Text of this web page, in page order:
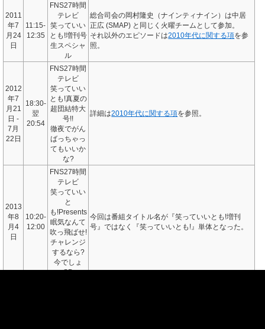
2011
年7
月24
日
11:15-
12:35
FNS27時間
テレビ
笑っていい
とも!増刊号
生スペシャ
ル
総合司会の岡村隆史（ナインティナイン）は中居
正広 (SMAP) と同じく火曜チームとして参加。
それ以外のエピソードは2010年代に関する項を参
照。
2012
年7
月21
日 -
7月
22日
18:30-
翌
20:54
FNS27時間
テレビ
笑っていい
とも!真夏の
超団結特大
号!!
徹夜でがん
ばっちゃっ
てもいいか
な?
詳細は2010年代に関する項を参照。
2013
年8
月4
日
10:20-
12:00
FNS27時間
テレビ
笑っていい
と
も!Presents
眠気なんて
吹っ飛ばせ!
チャレンジ
するなら?
今でしょ
SP
今回は番組タイトル名が『笑っていいとも!増刊
号』ではなく『笑っていいとも!』単体となった。